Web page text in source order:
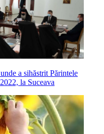
a sihăstrit Părintele
la Suceava